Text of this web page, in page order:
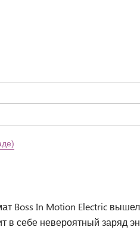
Boss In Motion Electric
себе невероятный заряд